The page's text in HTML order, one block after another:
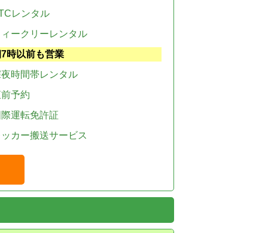
レンタル
ークリーレンタル
時以前も営業
時間帯レンタル
予約
運転免許証
カー搬送サービス